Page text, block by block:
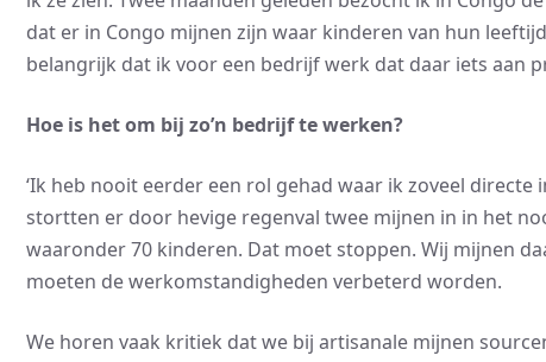
dat er in Congo mijnen zijn waar kinderen van hun
belangrijk dat ik voor een bedrijf werk dat daar iets aan
Hoe is het om bij zo’n bedrijf te werken?
‘Ik heb nooit eerder een rol gehad waar ik zoveel
stortten er door hevige regenval twee mijnen in in het
waaronder 70 kinderen. Dat moet stoppen. Wij mijnen
moeten de werkomstandigheden verbeterd worden.
We horen vaak kritiek dat we bij artisanale mijnen